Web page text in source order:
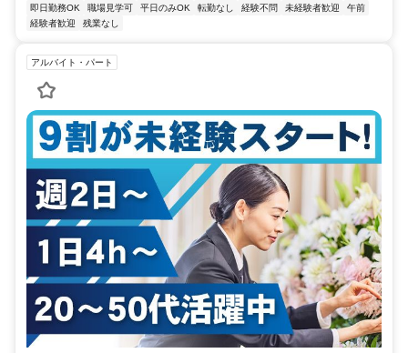
即日勤務OK
職場見学可 平日のみOK 転勤なし 経験不問 未経験者歓迎
午前
経験者歓迎
残業なし
アルバイト・パート